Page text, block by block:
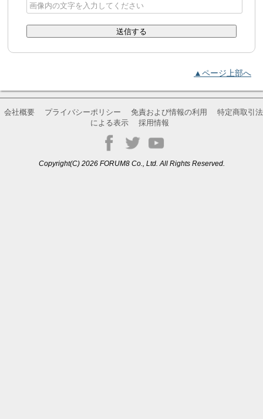
▲ページ上部へ
会社概要 プライバシーポリシー 免責および情報の利用
特定商取引法
による表示
採用情報
Copyright(C) 2026 FORUM8 Co., Ltd. All Rights Reserved.